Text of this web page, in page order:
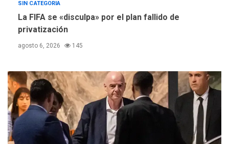
SIN CATEGORIA
La FIFA se «disculpa» por el plan fallido de
privatización
agosto 6, 2026 145